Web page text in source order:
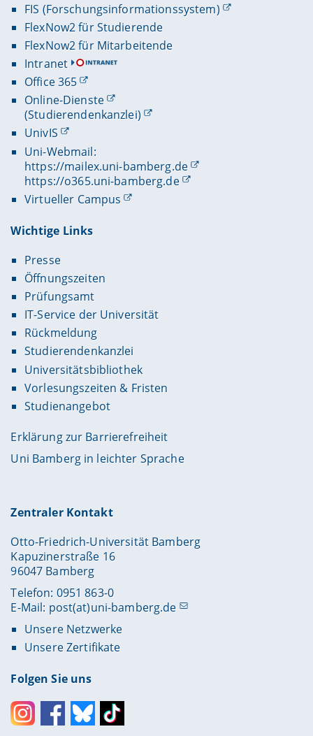
FIS (Forschungsinformationssystem)
FlexNow2 für Studierende
FlexNow2 für Mitarbeitende
Intranet
Office 365
Online-Dienste
(Studierendenkanzlei)
UnivIS
Uni-Webmail:
https://mailex.uni-bamberg.de
https://o365.uni-bamberg.de
Virtueller Campus
Wichtige Links
Presse
Öffnungszeiten
Prüfungsamt
IT-Service der Universität
Rückmeldung
Studierendenkanzlei
Universitätsbibliothek
Vorlesungszeiten & Fristen
Studienangebot
Erklärung zur Barrierefreiheit
Uni Bamberg in leichter Sprache
Zentraler Kontakt
Otto-Friedrich-Universität Bamberg
Kapuzinerstraße 16
96047 Bamberg
Telefon: 0951 863-0
E-Mail: post(at)uni-bamberg.de
Unsere Netzwerke
Unsere Zertifikate
Folgen Sie uns